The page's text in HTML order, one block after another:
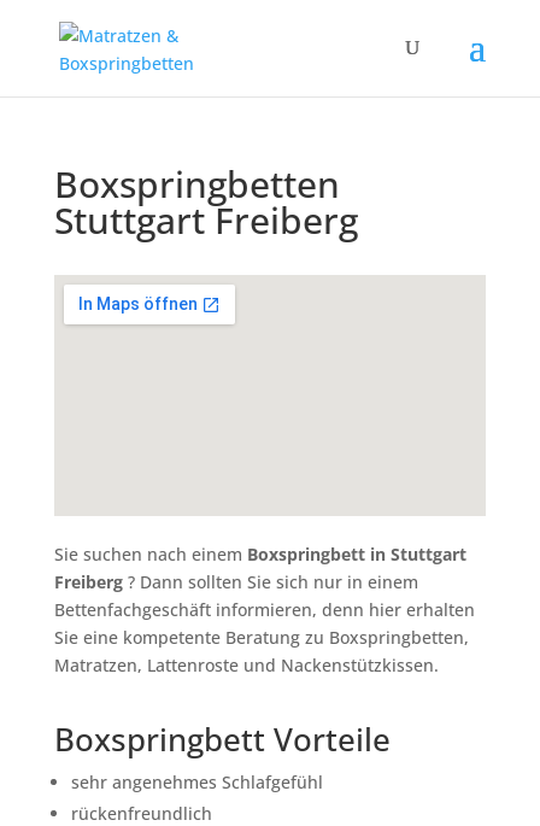
Boxspringbetten
Stuttgart Freiberg
Sie suchen nach einem Boxspringbett in Stuttgart
Freiberg? Dann sollten Sie sich nur in einem
Bettenfachgeschäft informieren, denn hier erhalten
Sie eine kompetente Beratung zu Boxspringbetten,
Matratzen, Lattenroste und Nackenstützkissen.
Boxspringbett Vorteile
sehr angenehmes Schlafgefühl
rückenfreundlich